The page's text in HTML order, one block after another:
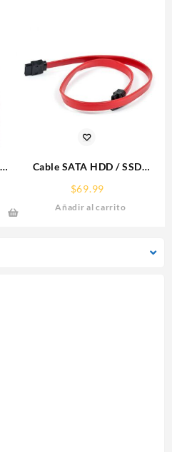
Cable SATA HDD / SSD
340700
$69.99
Añadir al carrito